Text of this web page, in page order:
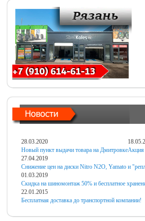
28.03.2020
Новый пункт выдачи товара на ДмитровкеАкция
27.04.2019
Снижение цен на диски Nitro N2O, Yamato и
01.03.2019
Скидка на шиномонтаж 50% и бесплатное
22.01.2015
Бесплатная доставка до транспортной компании!